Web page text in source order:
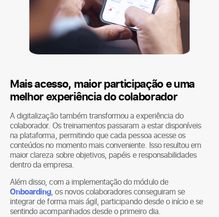
Mais acesso, maior participação e uma
melhor experiência do colaborador
A digitalização também transformou a experiência do
colaborador. Os treinamentos passaram a estar disponíveis
na plataforma, permitindo que cada pessoa acesse os
conteúdos no momento mais conveniente. Isso resultou em
maior clareza sobre objetivos, papéis e responsabilidades
dentro da empresa.
Além disso, com a implementação do módulo de
Onboarding, os novos colaboradores conseguiram se
integrar de forma mais ágil, participando desde o início e se
sentindo acompanhados desde o primeiro dia.